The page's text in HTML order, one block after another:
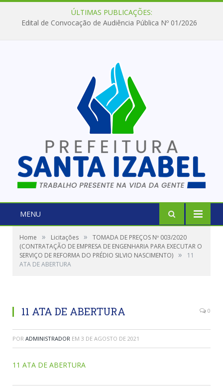
ÚLTIMAS PUBLICAÇÕES:
Edital de Convocação de Audiência Pública Nº 01/2026
MENU
Home » Licitações »
TOMADA DE PREÇOS Nº 003/2020
(CONTRATAÇÃO DE EMPRESA DE ENGENHARIA PARA EXECUTAR O
SERVIÇO DE REFORMA DO PRÉDIO SILVIO NASCIMENTO) »
11
ATA DE ABERTURA
11 ATA DE ABERTURA 0
POR ADMINISTRADOR EM 3 DE AGOSTO DE 2021
11 ATA DE ABERTURA